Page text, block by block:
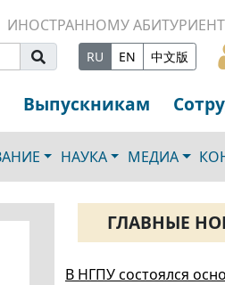
ИНОСТРАННОМУ
RU EN 中文版
Выпускникам
НАУКА МЕДИА
ГЛАВНЫЕ
В НГПУ состоялся